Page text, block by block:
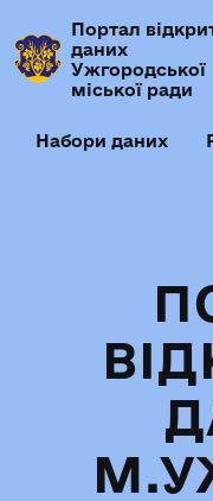
Портал
даних
Ужгородської
міської ради
Набори даних